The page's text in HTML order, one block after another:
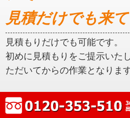
見積だけでも来
見積もりだけでも可能です。
初めに見積もりをご提示いた
ただいてからの作業となります
宮城県石巻市